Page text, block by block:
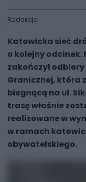
Redakcja
Katowicka sieć
o kolejny odcinek.
zakończył
Granicznej, która
biegnącą na ul.
trasę właśnie
realizowane w
w ramach
obywatelskiego.